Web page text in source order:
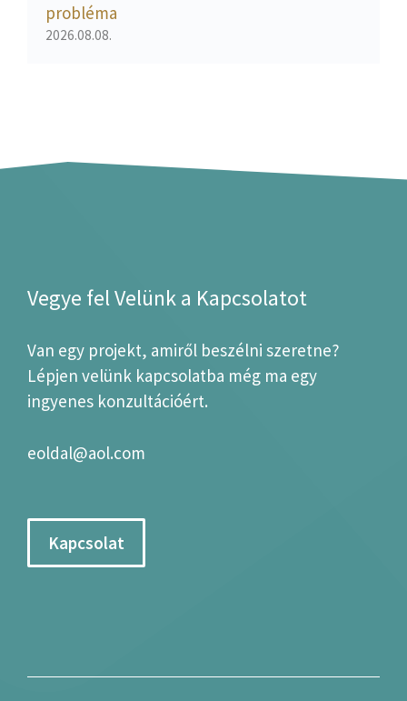
probléma
2026.08.08.
Vegye fel Velünk a Kapcsolatot
Van egy projekt, amiről beszélni szeretne?
Lépjen velünk kapcsolatba még ma egy
ingyenes konzultációért.
eoldal@aol.com
Kapcsolat